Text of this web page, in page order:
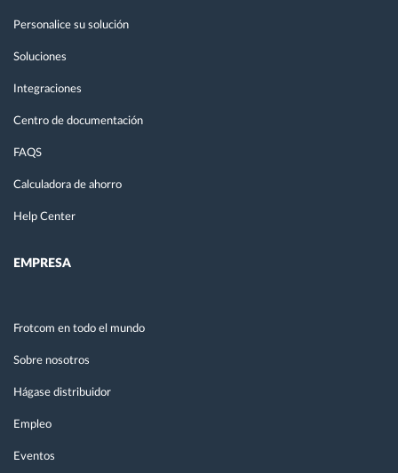
Personalice su solución
Soluciones
Integraciones
Centro de documentación
FAQS
Calculadora de ahorro
Help Center
EMPRESA
Frotcom en todo el mundo
Sobre nosotros
Hágase distribuidor
Empleo
Eventos